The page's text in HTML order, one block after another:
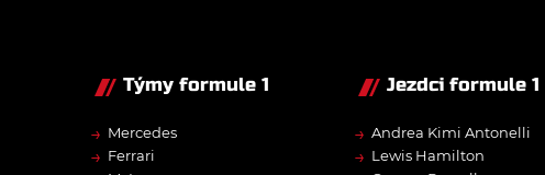
Týmy formule 1
→ Mercedes
→ Ferrari
Jezdci formule 1
→ Andrea Kimi Antonelli
→ Lewis Hamilton